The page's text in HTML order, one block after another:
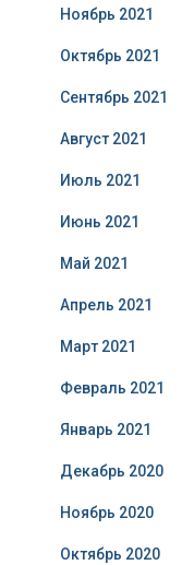
Ноябрь 2021
Октябрь 2021
Сентябрь 2021
Август 2021
Июль 2021
Июнь 2021
Май 2021
Апрель 2021
Март 2021
Февраль 2021
Январь 2021
Декабрь 2020
Ноябрь 2020
Октябрь 2020